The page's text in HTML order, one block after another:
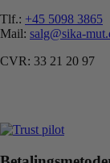
Tlf.: +45 5098 3865
Mail: salg@sika-
CVR: 33 21 20 97